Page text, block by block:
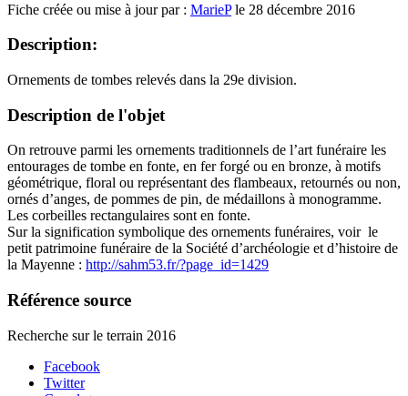
Fiche créée ou mise à jour par : MariePle 28 décembre 2016
Description:
Ornements de tombes relevés dans la 29e division.
Description de l'objet
On retrouve parmi les ornements traditionnels de l’art funéraire les
entourages de tombe en fonte, en fer forgé ou en bronze, à motifs
géométrique, floral ou représentant des flambeaux, retournés ou non,
ornés d’anges, de pommes de pin, de médaillons à monogramme.
Les corbeilles rectangulaires sont en fonte.
Sur la signification symbolique des ornements funéraires, voir le
petit patrimoine funéraire de la Société d’archéologie et d’histoire de
la Mayenne : http://sahm53.fr/?page_id=1429
Référence source
Recherche sur le terrain 2016
Facebook
Twitter